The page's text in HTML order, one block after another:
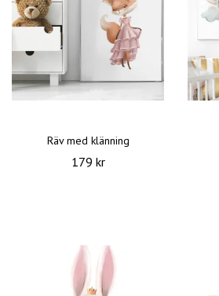
Räv med klänning
179 kr